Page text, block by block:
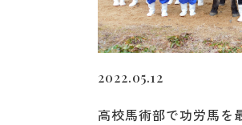
2022.05.12
高校馬術部で功労馬を